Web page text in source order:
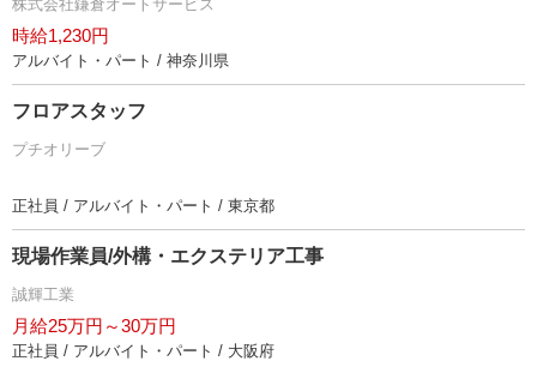
株式会社鎌倉オートサービス
時給1,230円
アルバイト・パート / 神奈川県
フロアスタッフ
プチオリーブ
正社員 / アルバイト・パート / 東京都
現場作業員/外構・エクステリア工事
誠輝工業
月給25万円～30万円
正社員 / アルバイト・パート / 大阪府